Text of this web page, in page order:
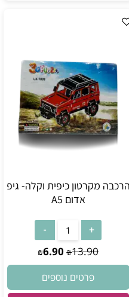
הרכבה מקרטון כיפית וקלה- גיפ
אדום A5
₪13.90
₪6.90
פרטים נוספים